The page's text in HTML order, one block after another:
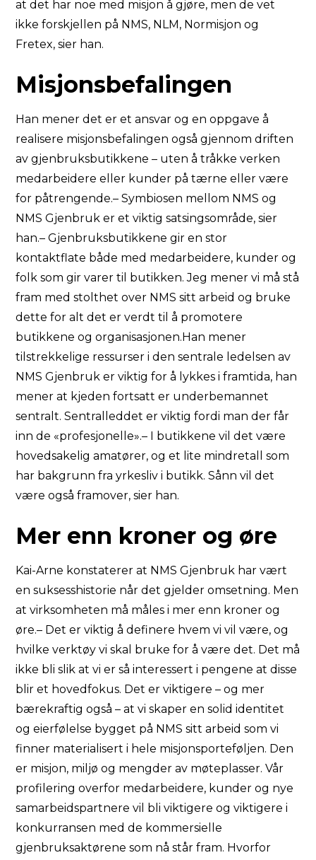
at det har noe med misjon å gjøre, men de vet
ikke forskjellen på NMS, NLM, Normisjon og
Fretex, sier han.
Misjonsbefalingen
Han mener det er et ansvar og en oppgave å
realisere misjonsbefalingen også gjennom driften
av gjenbruksbutikkene – uten å tråkke verken
medarbeidere eller kunder på tærne eller være
for påtrengende.– Symbiosen mellom NMS og
NMS Gjenbruk er et viktig satsingsområde, sier
han.– Gjenbruksbutikkene gir en stor
kontaktflate både med medarbeidere, kunder og
folk som gir varer til butikken. Jeg mener vi må stå
fram med stolthet over NMS sitt arbeid og bruke
dette for alt det er verdt til å promotere
butikkene og organisasjonen.Han mener
tilstrekkelige ressurser i den sentrale ledelsen av
NMS Gjenbruk er viktig for å lykkes i framtida, han
mener at kjeden fortsatt er underbemannet
sentralt. Sentralleddet er viktig fordi man der får
inn de «profesjonelle».– I butikkene vil det være
hovedsakelig amatører, og et lite mindretall som
har bakgrunn fra yrkesliv i butikk. Sånn vil det
være også framover, sier han.
Mer enn kroner og øre
Kai-Arne konstaterer at NMS Gjenbruk har vært
en suksesshistorie når det gjelder omsetning. Men
at virksomheten må måles i mer enn kroner og
øre.– Det er viktig å definere hvem vi vil være, og
hvilke verktøy vi skal bruke for å være det. Det må
ikke bli slik at vi er så interessert i pengene at disse
blir et hovedfokus. Det er viktigere – og mer
bærekraftig også – at vi skaper en solid identitet
og eierfølelse bygget på NMS sitt arbeid som vi
finner materialisert i hele misjonsporteføljen. Den
er misjon, miljø og mengder av møteplasser. Vår
profilering overfor medarbeidere, kunder og nye
samarbeidspartnere vil bli viktigere og viktigere i
konkurransen med de kommersielle
gjenbruksaktørene som nå står fram. Hvorfor